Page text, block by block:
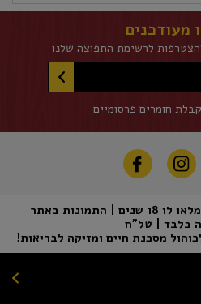
מעודכנים
לרשימת התפוצה שלנו
חומרים פרסומיים
המכירה אסורה למי שטרם מלאו לו 18 שנים | התמונות באתר
בלבד | טל"ח
מסכנת חיים ומזיקה לבריאות!